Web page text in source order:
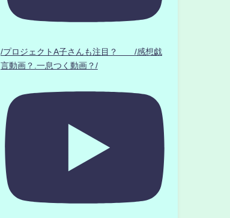
/プロジェクトA子さんも注目？ /感想戯
言動画？.一息つく動画？/